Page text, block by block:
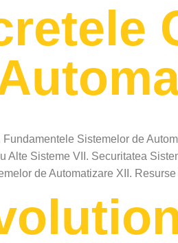
Fundamentele Sistemelor de
Alte Sisteme VII. Securitatea
de Automatizare XII.